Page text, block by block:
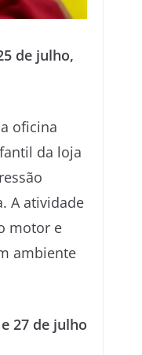
de julho,
oficina
da loja
A atividade
motor e
ambiente
27 de julho